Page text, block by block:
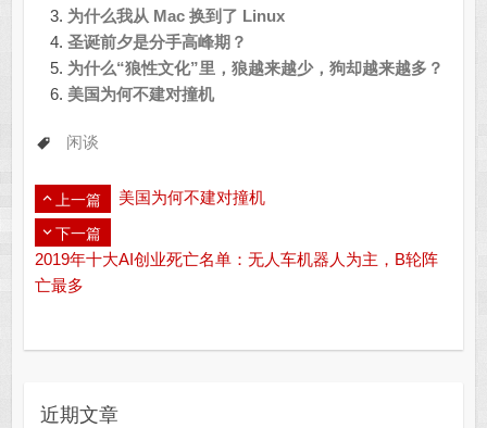
为什么我从 Mac 换到了 Linux
圣诞前夕是分手高峰期？
为什么“狼性文化”里，狼越来越少，狗却越来越多？
美国为何不建对撞机
闲谈
上一篇 美国为何不建对撞机
下一篇
2019年十大AI创业死亡名单：无人车机器人为主，B轮阵
亡最多
近期文章